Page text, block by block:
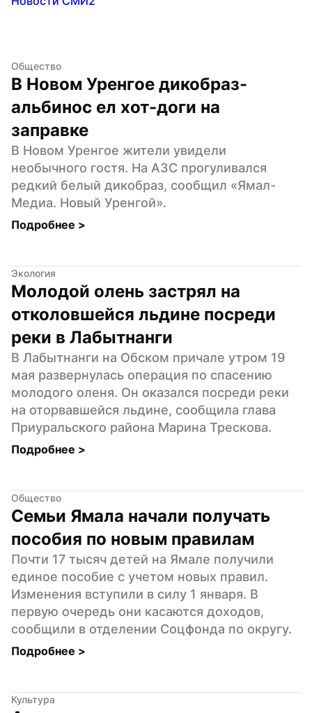
Общество
В Новом Уренгое дикобраз-
альбинос ел хот-доги на
заправке
В Новом Уренгое жители увидели
необычного гостя. На АЗС прогуливался
редкий белый дикобраз, сообщил «Ямал-
Медиа. Новый Уренгой».
Подробнее >
Экология
Молодой олень застрял на
отколовшейся льдине посреди
реки в Лабытнанги
В Лабытнанги на Обском причале утром 19
мая развернулась операция по спасению
молодого оленя. Он оказался посреди реки
на оторвавшейся льдине, сообщила глава
Приуральского района Марина Трескова.
Подробнее >
Общество
Семьи Ямала начали получать
пособия по новым правилам
Почти 17 тысяч детей на Ямале получили
единое пособие с учетом новых правил.
Изменения вступили в силу 1 января. В
первую очередь они касаются доходов,
сообщили в отделении Соцфонда по округу.
Подробнее >
Культура